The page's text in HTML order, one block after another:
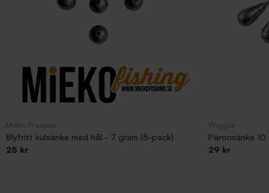
Blyfritt kulsänke med hål - 7 gram (5-pack)
25 kr
Päronsänke
29 kr